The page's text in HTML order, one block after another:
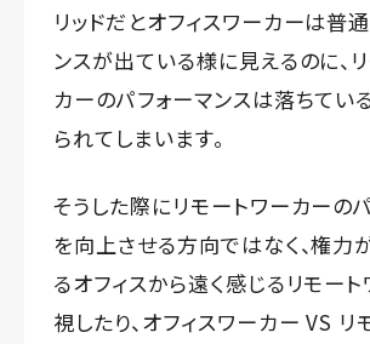
リッドだとオフィスワーカーは普
ンスが出ている様に見えるのに、
カーのパフォーマンスは落ちてい
られてしまいます。
そうした際にリモートワーカーの
を向上させる方向ではなく、権力
るオフィスから遠く感じるリモー
視したり、オフィスワーカー VS リ